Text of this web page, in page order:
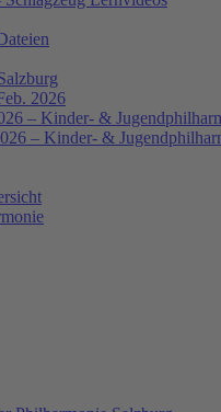
2026
– Kinder- &
– Kinder- &